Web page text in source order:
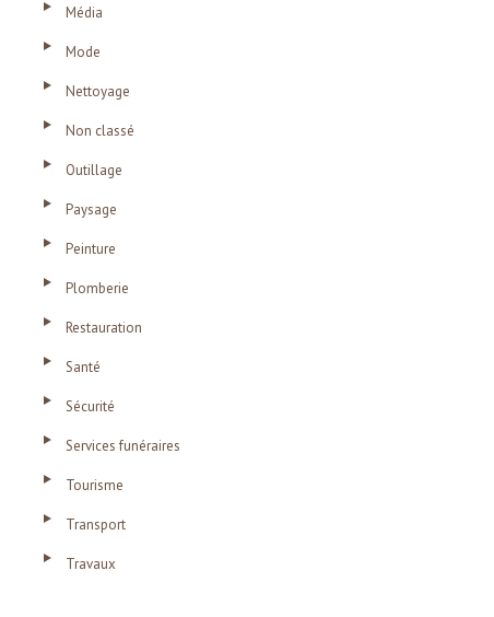
Média
Mode
Nettoyage
Non classé
Outillage
Paysage
Peinture
Plomberie
Restauration
Santé
Sécurité
Services funéraires
Tourisme
Transport
Travaux